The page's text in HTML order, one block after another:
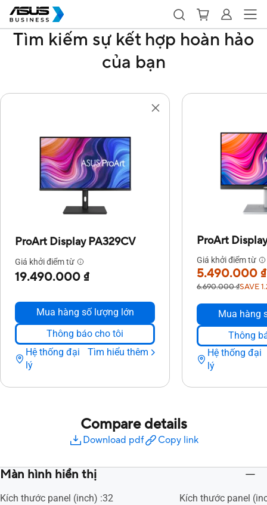
Tìm kiếm sự kết hợp hoàn hảo
của bạn
ProArt Display PA329CV
Giá khởi điểm từ
19.490.000 ₫
Mua hàng số lượng lớn
Thông báo cho tôi
Hệ thống đại
lý
Tìm hiểu thêm
ProArt
Giá khởi điểm từ
5.490.000 ₫
6.690.000 ₫SAVE
Mua hàng
Thông
Hệ thống đại
lý
Compare details
Download pdf Copy link
Màn hình hiển thị
Kích thước panel (inch) :32
Kích thước panel